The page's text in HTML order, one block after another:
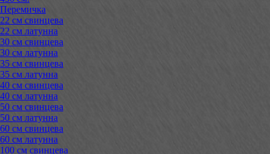
Перемичка
22 см свинцева
22 см латунна
30 см свинцева
30 см латунна
35 см свинцева
35 см латунна
40 см свинцева
40 см латунна
50 см свинцева
50 см латунна
60 см свинцева
60 см латунна
100 см свинцева